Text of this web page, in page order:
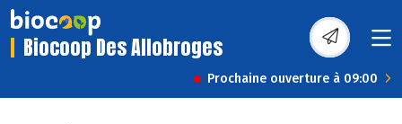
Biocoop Des Allobroges
Prochaine ouverture à 09:00